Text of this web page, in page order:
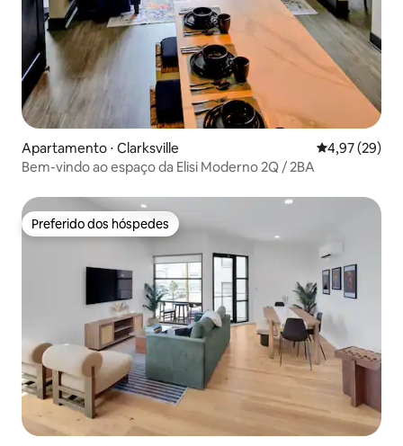
Apartamento ⋅ Clarksville 4,97 de uma
4,97 (29)
Bem-vindo ao espaço da Elisi Moderno 2Q / 2BA
Preferido dos hóspedes
Preferido dos hóspedes